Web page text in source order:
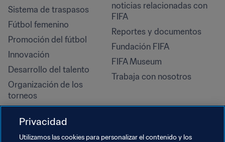
Sistema de traspasos
Fútbol femenino
Promoción del fútbol
Innovación
Desarrollo del talento
Organización de los
torneos
Derechos humanos y lucha
contra la discriminación
noticias relacionadas con
FIFA
Reportes y documentos
Fundación FIFA
FIFA Museum
Trabaja con nosotros
Privacidad
Utilizamos las cookies para personalizar el contenido y los